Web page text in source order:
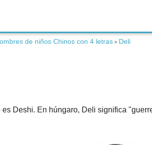
de niños Chinos con 4 letras > Deli
Deshi. En húngaro, Deli significa